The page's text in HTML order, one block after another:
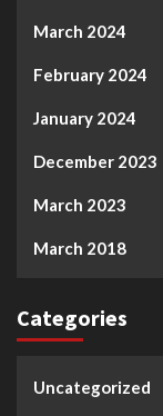
March 2024
February 2024
January 2024
December 2023
March 2023
March 2018
Categories
Uncategorized